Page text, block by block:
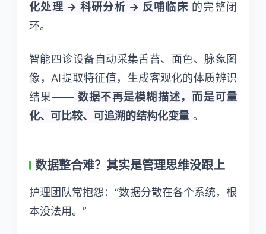
化处理 → 科研分析 → 反哺临床 的完整闭
环。
智能四诊设备自动采集舌苔、面色、脉象图
像，AI提取特征值，生成客观化的体质辨识
结果—— 数据不再是模糊描述，而是可量
化、可比较、可追溯的结构化变量 。
数据整合难？其实是管理思维没跟上
护理团队常抱怨：“数据分散在各个系统，根
本没法用。”